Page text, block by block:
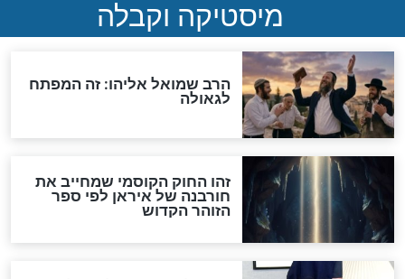
האם אפשר לחשב את הקץ?
מה יהיה בימות המשיח?